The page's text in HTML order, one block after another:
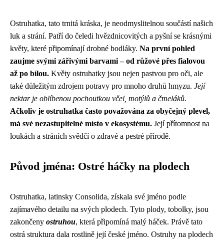
Ostruhatka, tato trnitá kráska, je neodmyslitelnou součástí našich
luk a strání. Patří do čeledi hvězdnicovitých a pyšní se krásnými
květy, které připomínají drobné bodláky. Na první pohled
zaujme svými zářivými barvami – od růžové přes fialovou
až po bílou. Květy ostruhatky jsou nejen pastvou pro oči, ale
také důležitým zdrojem potravy pro mnoho druhů hmyzu. Její
nektar je oblíbenou pochoutkou včel, motýlů a čmeláků.
Ačkoliv je ostruhatka často považována za obyčejný plevel,
má své nezastupitelné místo v ekosystému. Její přítomnost na
loukách a stráních svědčí o zdravé a pestré přírodě.
Původ jména: Ostré háčky na plodech
Ostruhatka, latinsky Consolida, získala své jméno podle
zajímavého detailu na svých plodech. Tyto plody, tobolky, jsou
zakončeny ostruhou, která připomíná malý háček. Právě tato
ostrá struktura dala rostlině její české jméno. Ostruhy na plodech